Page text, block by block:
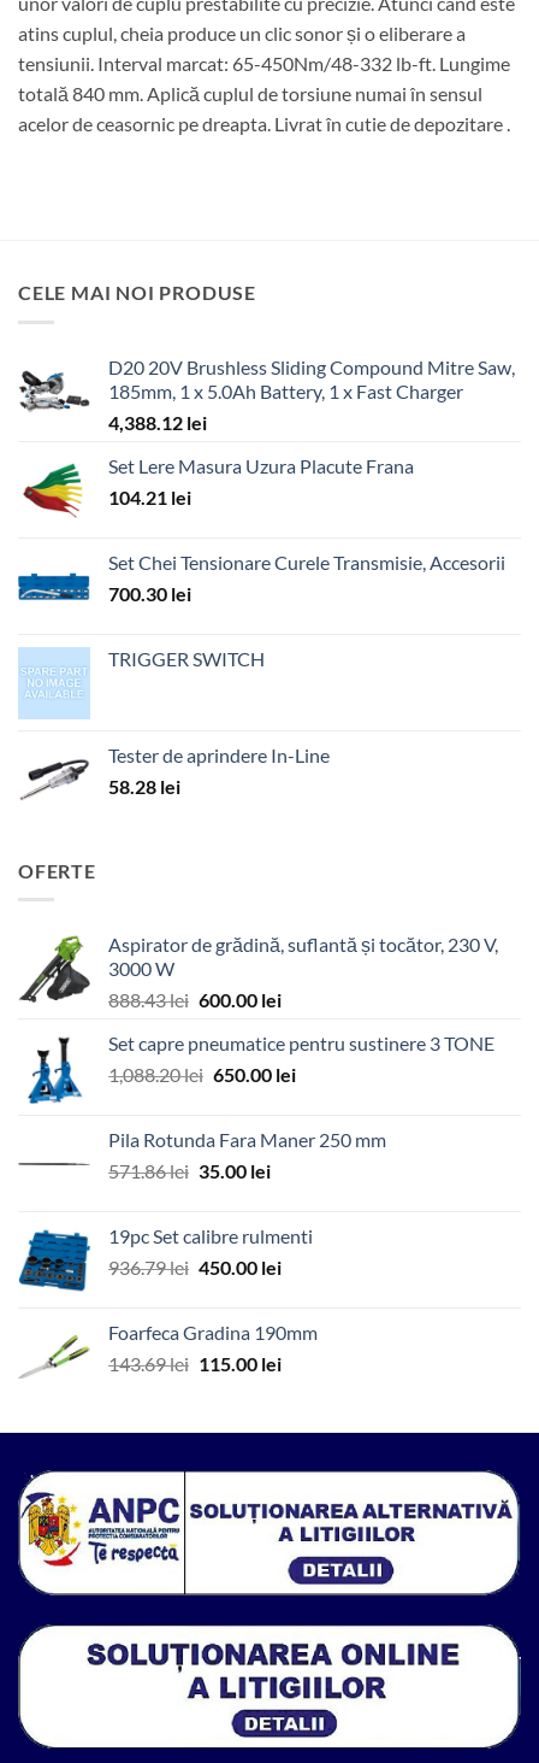
atins cuplul, cheia produce un clic sonor și o eliberare a
tensiunii. Interval marcat: 65-450Nm/48-332 lb-ft. Lungime
totală 840 mm. Aplică cuplul de torsiune numai în sensul
acelor de ceasornic pe dreapta. Livrat în cutie de depozitare .
CELE MAI NOI PRODUSE
D20 20V Brushless Sliding Compound Mitre Saw,
185mm, 1 x 5.0Ah Battery, 1 x Fast Charger
4,388.12 lei
Set Lere Masura Uzura Placute Frana
104.21 lei
Set Chei Tensionare Curele Transmisie, Accesorii
700.30 lei
TRIGGER SWITCH
Tester de aprindere In-Line
58.28 lei
OFERTE
Aspirator de grădină, suflantă și tocător, 230 V,
3000 W
888.43lei Prețul
a
fost:
600.00 leiPrețul
este:
600.00 lei.
Set capre pneumatice pentru sustinere 3 TONE
1,088.20lei Prețul
fost:
1,088.20 lei.
650.00 leiPrețul
650.00 lei.
Pila Rotunda Fara Maner 250 mm
571.86lei Prețul
fost:
571.86 lei.
35.00 leiPrețul
35.00 lei.
19pc Set calibre rulmenti
936.79lei Prețul
fost:
936.79 lei.
450.00 leiPrețul
450.00 lei.
Foarfeca Gradina 190mm
143.69lei Prețul
fost:
115.00 leiPrețul
115.00 lei.